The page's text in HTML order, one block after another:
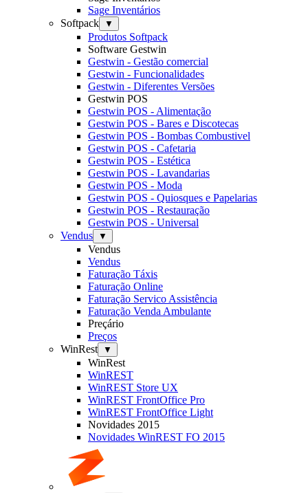
Sage Inventários
Softpack
▼
Produtos Softpack
Software Gestwin
Gestwin - Gestão comercial
Gestwin - Funcionalidades
Gestwin - Diferentes Versões
Gestwin POS
Gestwin POS - Alimentação
Gestwin POS - Bares e Discotecas
Gestwin POS - Bombas Combustivel
Gestwin POS - Cafetaria
Gestwin POS - Estética
Gestwin POS - Lavandarias
Gestwin POS - Moda
Gestwin POS - Quiosques e Papelarias
Gestwin POS - Restauração
Gestwin POS - Universal
Vendus
▼
Vendus
Vendus
Faturação Táxis
Faturação Online
Faturação Servico Assistência
Faturação Venda Ambulante
Preçário
Preços
WinRest
▼
WinRest
WinREST
WinREST Store UX
WinREST FrontOffice Pro
WinREST FrontOffice Light
Novidades 2015
Novidades WinREST FO 2015